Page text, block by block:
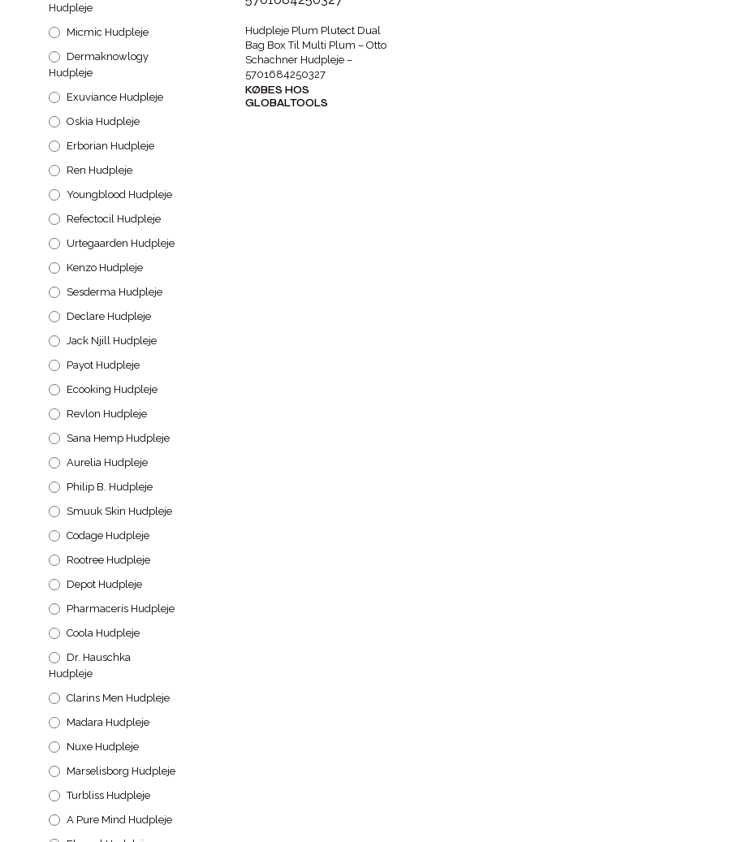
Hudpleje
Micmic Hudpleje
Dermaknowlogy
Hudpleje
Exuviance Hudpleje
Oskia Hudpleje
Erborian Hudpleje
Ren Hudpleje
Youngblood Hudpleje
Refectocil Hudpleje
Urtegaarden Hudpleje
Kenzo Hudpleje
Sesderma Hudpleje
Declare Hudpleje
Jack Njill Hudpleje
Payot Hudpleje
Ecooking Hudpleje
Revlon Hudpleje
Sana Hemp Hudpleje
Aurelia Hudpleje
Philip B. Hudpleje
Smuuk Skin Hudpleje
Codage Hudpleje
Rootree Hudpleje
Depot Hudpleje
Pharmaceris Hudpleje
Coola Hudpleje
Dr. Hauschka
Hudpleje
Clarins Men Hudpleje
Madara Hudpleje
Nuxe Hudpleje
Marselisborg Hudpleje
Turbliss Hudpleje
A Pure Mind Hudpleje
Hudpleje Plum Plutect Dual
Bag Box Til Multi Plum – Otto
Schachner Hudpleje –
5701684250327
KØBES HOS
GLOBALTOOLS